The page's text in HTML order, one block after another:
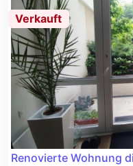
Verkauft
Renovierte Wohnung